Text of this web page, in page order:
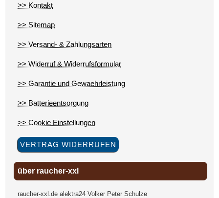
>> Kontakt
>> Sitemap
>> Versand- & Zahlungsarten
>> Widerruf & Widerrufsformular
>> Garantie und Gewaehrleistung
>> Batterieentsorgung
>> Cookie Einstellungen
VERTRAG WIDERRUFEN
über raucher-xxl
raucher-xxl.de alektra24 Volker Peter Schulze